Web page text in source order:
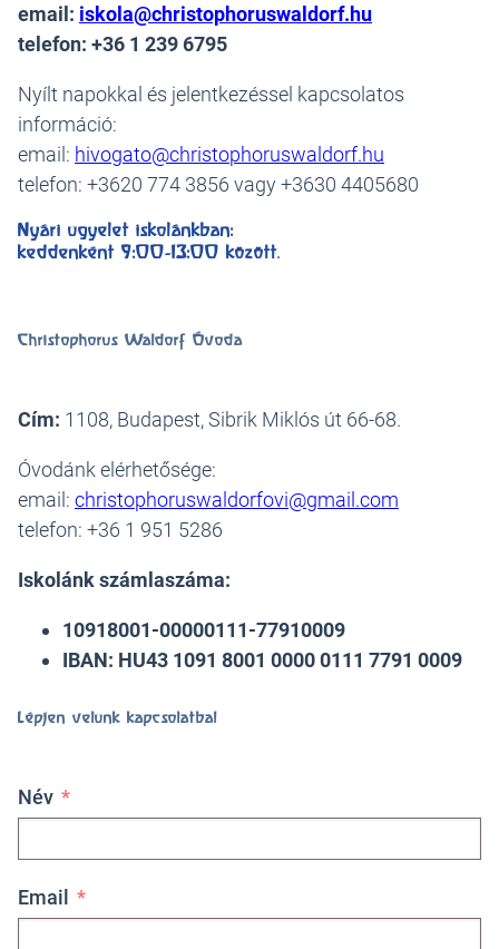
email: iskola@christophoruswaldorf.hu
telefon: +36 1 239 6795
Nyílt napokkal és jelentkezéssel kapcsolatos
információ:
email: hivogato@christophoruswaldorf.hu
telefon: +3620 774 3856 vagy +3630 4405680
Nyári ügyelet iskolánkban:
keddenként 9:00-13:00 között.
Christophorus Waldorf Óvoda
Cím: 1108, Budapest, Sibrik Miklós út 66-68.
Óvodánk elérhetősége:
email: christophoruswaldorfovi@gmail.com
telefon: +36 1 951 5286
Iskolánk számlaszáma:
10918001-00000111-77910009
IBAN: HU43 1091 8001 0000 0111 7791 0009
Lépjen velünk kapcsolatba!
Név
Email